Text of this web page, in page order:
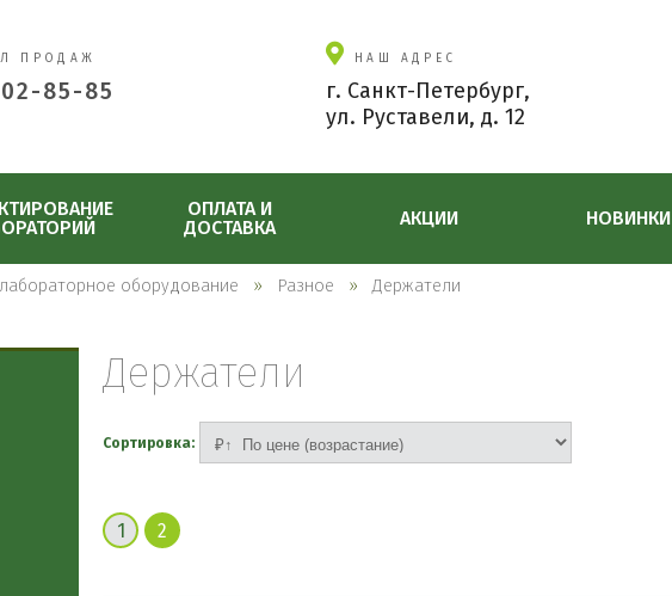
ПРОДАЖ
85-85
НАШ АДРЕС
г. Санкт-Петербург,
ул. Руставели, д. 12
ОПЛАТА И
ДОСТАВКА
АКЦИИ НОВИНКИ
оборудование Разное Держатели
Держатели
Сортировка:
1 2